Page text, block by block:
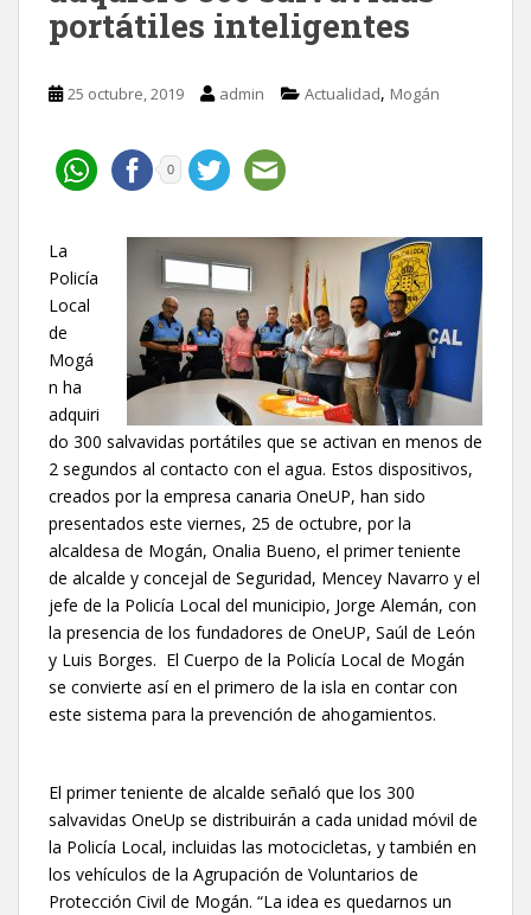
portátiles inteligentes
25 octubre, 2019 admin Actualidad, Mogán
0
La
Policía
Local
de
Mogá
n ha
adquiri
do 300 salvavidas portátiles que se activan en menos de
2 segundos al contacto con el agua. Estos dispositivos,
creados por la empresa canaria OneUP, han sido
presentados este viernes, 25 de octubre, por la
alcaldesa de Mogán, Onalia Bueno, el primer teniente
de alcalde y concejal de Seguridad, Mencey Navarro y el
jefe de la Policía Local del municipio, Jorge Alemán, con
la presencia de los fundadores de OneUP, Saúl de León
y Luis Borges. El Cuerpo de la Policía Local de Mogán
se convierte así en el primero de la isla en contar con
este sistema para la prevención de ahogamientos.
El primer teniente de alcalde señaló que los 300
salvavidas OneUp se distribuirán a cada unidad móvil de
la Policía Local, incluidas las motocicletas, y también en
los vehículos de la Agrupación de Voluntarios de
Protección Civil de Mogán. “La idea es quedarnos un